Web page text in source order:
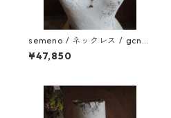
semeno / ネックレス / gcn-1
0 / 25aw
¥47,850